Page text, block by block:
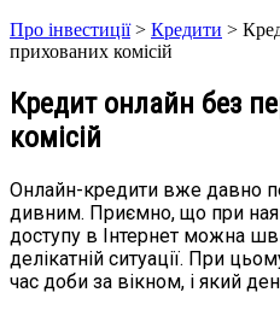
Про інвестиції> Кредити >
прихованих комісій
Кредит онлайн без
комісій
Онлайн-кредити вже давно
дивним. Приємно, що при
доступу в Інтернет можна
делікатній ситуації. При
час доби за вікном, і який